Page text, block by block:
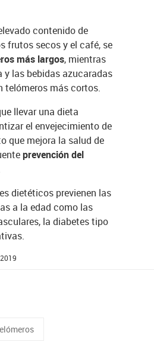
contenido de
frutos secos y el café, se
más largos, mientras
y las bebidas azucaradas
telómeros más cortos.
llevar una dieta
el envejecimiento de
que mejora la salud de
prevención del
dietéticos previenen las
a la edad como las
la diabetes tipo